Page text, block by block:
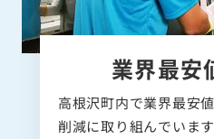
業界最安
高根沢町内で業界最安
削減に取り組んでいま